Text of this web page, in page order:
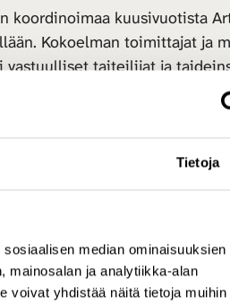
Tietoja
median
mainosalan ja analytiikka-alan
voivat yhdistää näitä tietoja muihin
koordinoimaa kuusivuotista
Kokoelman toimittajat ja
vastuulliset taiteilijat ja
saralla erittäin
Heikinahoalkoivat 1980- ja
taiteen alalla tällaiselle